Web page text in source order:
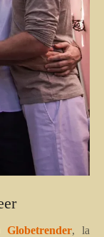
Globetrender, la